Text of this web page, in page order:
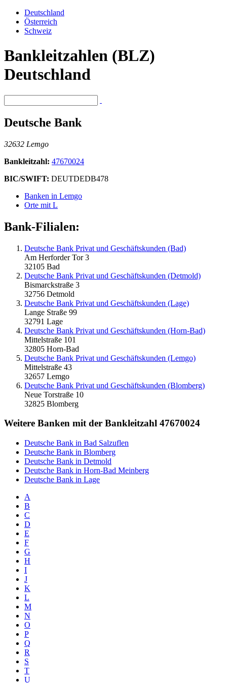
Deutschland
Österreich
Schweiz
Bankleitzahlen (BLZ)
Deutschland
Deutsche Bank
32632 Lemgo
Bankleitzahl: 47670024
BIC/SWIFT: DEUTDEDB478
Banken in Lemgo
Orte mit L
Bank-Filialen:
Deutsche Bank Privat und Geschäftskunden (Bad)
Am Herforder Tor 3
32105 Bad
Deutsche Bank Privat und Geschäftskunden (Detmold)
Bismarckstraße 3
32756 Detmold
Deutsche Bank Privat und Geschäftskunden (Lage)
Lange Straße 99
32791 Lage
Deutsche Bank Privat und Geschäftskunden (Horn-Bad)
Mittelstraße 101
32805 Horn-Bad
Deutsche Bank Privat und Geschäftskunden (Lemgo)
Mittelstraße 43
32657 Lemgo
Deutsche Bank Privat und Geschäftskunden (Blomberg)
Neue Torstraße 10
32825 Blomberg
Weitere Banken mit der Bankleitzahl 47670024
Deutsche Bank in Bad Salzuflen
Deutsche Bank in Blomberg
Deutsche Bank in Detmold
Deutsche Bank in Horn-Bad Meinberg
Deutsche Bank in Lage
A
B
C
D
E
F
G
H
I
J
K
L
M
N
O
P
Q
R
S
T
U